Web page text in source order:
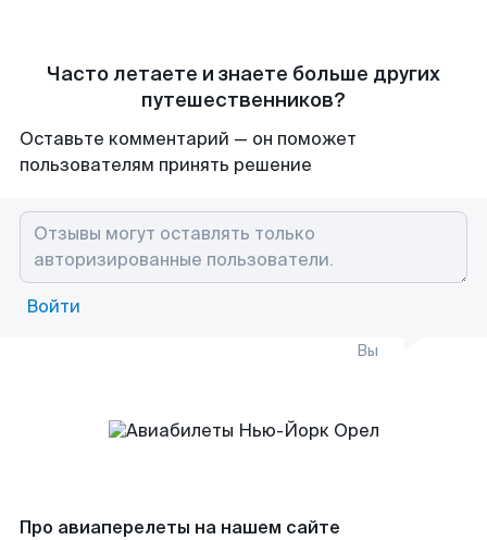
Часто летаете и знаете больше других
путешественников?
Оставьте комментарий — он поможет
пользователям принять решение
Войти
Вы
Про авиаперелеты на нашем сайте